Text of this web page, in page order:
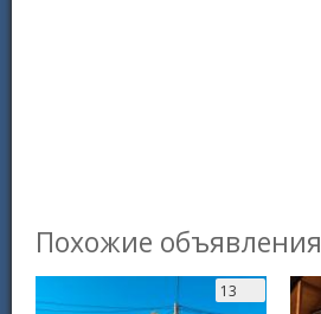
Похожие объявления
13